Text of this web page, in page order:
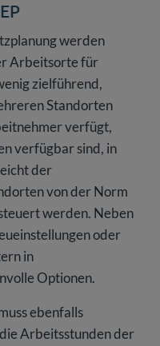
werden
Arbeitsorte für
zielführend,
Standorten
verfügt,
verfügbar sind, in
der
von der Norm
werden. Neben
oder
in
Optionen.
ebenfalls
Arbeitsstunden der